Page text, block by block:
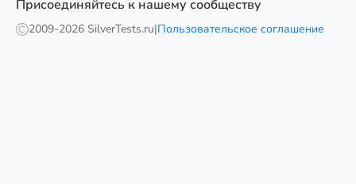
Присоединяйтесь к нашему сообществу
2009-2026 SilverTests.ru|Пользовательское соглашение